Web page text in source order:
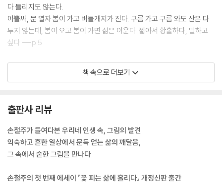
다 들리지도 않는다.
아뿔싸, 문 열자 봄이 가고 버들개지가 진다. 구름 가고 구름 와도 산은 다
투지 않는데, 봄이 오고 봄이 가면 삶은 이운다. 짧아서 황홀하다, 말하고
싶다.---p.5
1955년 대구에서 개인전을 열었을 때다. 전시에 도움을 준 미국인 학자가
소 그림을 칭찬했다. “중섭의 소는 스페인의 투우처럼 박력 있다.” 이 말을
났을까. 그는 반박했다. “내 소는 한우란 말이야!”---p.106
나그네의 심상을 처연하게 만드는 덧없음은 형상이 아니라 색깔로 구현된
다. 한낮의 바다를 지배하던 에메랄드와 코발트블루는 생생한 실존이다.
는 태양 아래에서 바다는 색깔을 바꾼다. 바다는 퍼플 또는 바이올렛이 뒤
책 속으로 더보기
출판사 리뷰
손철주가 들여다본 우리네 인생 속, 그림의 발견
익숙하고 흔한 일상에서 문득 얻는 삶의 깨달음,
그 속에서 숱한 그림을 만나다
손철주의 첫 번째 에세이 『꽃 피는 삶에 홀리다』 개정신판 출간